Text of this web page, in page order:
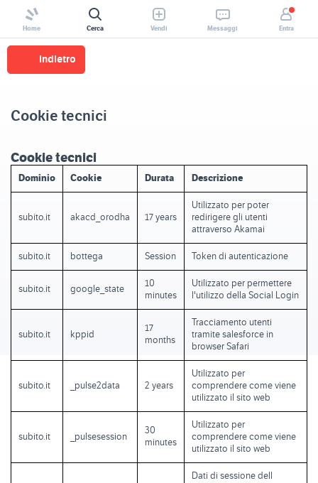
Home Cerca Vendi Messaggi Entra
Indietro
Cookie tecnici
Cookie tecnici
Dominio Cookie Durata Descrizione
subito.it akacd_orodha 17 years
Utilizzato per poter
redirigere gli utenti
attraverso Akamai
subito.it bottega Session Token di autenticazione
subito.it google_state
10
minutes
Utilizzato per permettere
l'utilizzo della Social Login
subito.it kppid
17
months
Tracciamento utenti
tramite salesforce in
browser Safari
subito.it _pulse2data 2 years
Utilizzato per
comprendere come viene
utilizzato il sito web
subito.it _pulsesession
30
minutes
Utilizzato per
comprendere come viene
utilizzato il sito web
Dati di sessione dell